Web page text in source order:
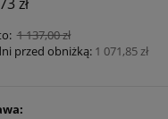
1 137,00 zł
przed obniżką: 1 071,85 zł